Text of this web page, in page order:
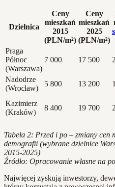
Dzielnica
Ceny
mieszkań
2015
(PLN/m²)
Ceny
mieszkań
2025
(PLN/m²)
Praga
Północ
(Warszawa)
7 000 17 500
Nadodrze
(Wrocław)
5 800 13 200
Kazimierz
(Kraków)
8 400 19 700
Tabela 2: Przed i po – zmiany cen
demografii (wybrane dzielnice
2015-2025)
Źródło: Opracowanie własne na
Najwięcej zyskują inwestorzy,